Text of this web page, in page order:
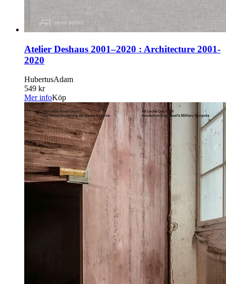
Atelier Deshaus 2001–2020 : Architecture 2001-
2020
HubertusAdam
549 kr
Mer infoKöp